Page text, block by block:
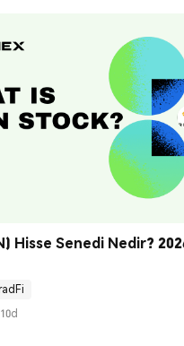
Hisse Senedi Nedir?